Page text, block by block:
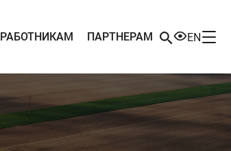
РАБОТНИКАМ ПАРТНЕРАМ EN